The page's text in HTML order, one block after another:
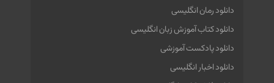
دانلود رمان انگلیسی
دانلود کتاب آموزش زبان انگلیسی
دانلود پادکست آموزشی
دانلود اخبار انگلیسی